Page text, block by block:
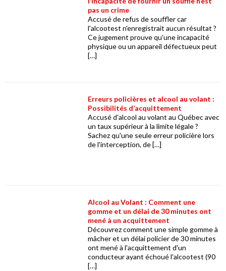
pas un crime
Accusé de refus de souffler car
l'alcootest n'enregistrait aucun résultat ?
Ce jugement prouve qu'une incapacité
physique ou un appareil défectueux peut
[…]
Erreurs policières et alcool au volant :
Possibilités d’acquittement
Accusé d'alcool au volant au Québec avec
un taux supérieur à la limite légale ?
Sachez qu'une seule erreur policière lors
de l'interception, de […]
Alcool au Volant : Comment une
gomme et un délai de 30 minutes ont
mené à un acquittement
Découvrez comment une simple gomme à
mâcher et un délai policier de 30 minutes
ont mené à l'acquittement d'un
conducteur ayant échoué l'alcootest (90
[…]